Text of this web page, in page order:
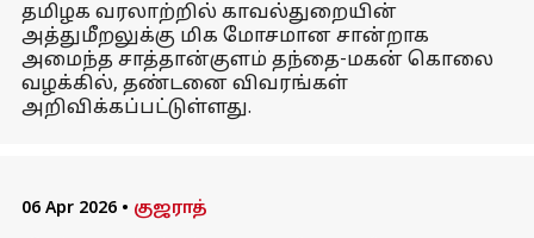
தமிழக வரலாற்றில் காவல்துறையின்
அத்துமீறலுக்கு மிக மோசமான சான்றாக
அமைந்த சாத்தான்குளம் தந்தை-மகன் கொலை
வழக்கில், தண்டனை விவரங்கள்
அறிவிக்கப்பட்டுள்ளது.
06 Apr 2026 • குஜராத்